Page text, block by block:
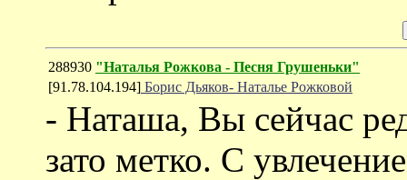
288930 "Наталья Рожкова - Песня Грушеньки"
[91.78.104.194] Борис Дьяков- Наталье Рожковой
- Наташа, Вы сейчас
зато метко. С